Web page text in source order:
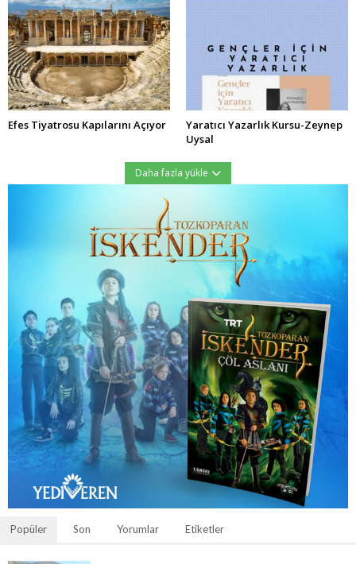
Efes Tiyatrosu Kapılarını Açıyor
Yaratıcı Yazarlık Kursu-Zeynep
Uysal
Daha fazla yükle
Popüler Son Yorumlar Etiketler